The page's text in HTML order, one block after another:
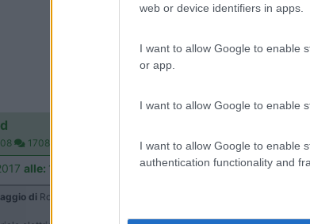
web or device identifiers in apps.
I want to allow Google to enable
or app.
I want to allow Google to enable
I want to allow Google to enable
authentication functionality and
1708
alle: 10:30:56
di RobertoBcn